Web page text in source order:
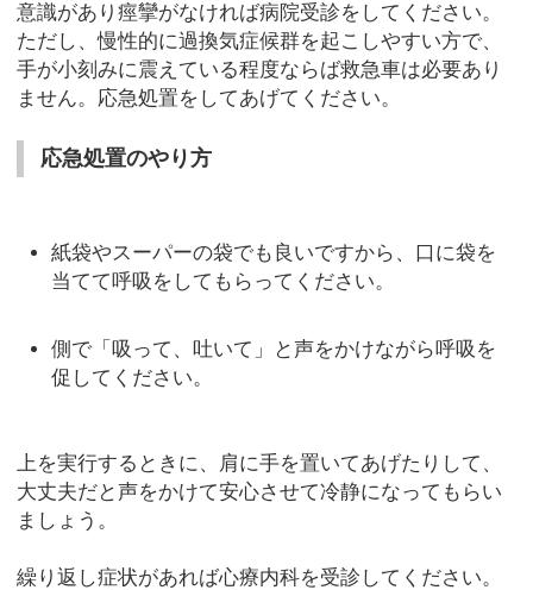
意識があり痙攣がなければ病院受診をしてください。
ただし、慢性的に過換気症候群を起こしやすい方で、
手が小刻みに震えている程度ならば救急車は必要あり
ません。応急処置をしてあげてください。
応急処置のやり方
紙袋やスーパーの袋でも良いですから、口に袋を
当てて呼吸をしてもらってください。
側で「吸って、吐いて」と声をかけながら呼吸を
促してください。
上を実行するときに、肩に手を置いてあげたりして、
大丈夫だと声をかけて安心させて冷静になってもらい
ましょう。
繰り返し症状があれば心療内科を受診してください。